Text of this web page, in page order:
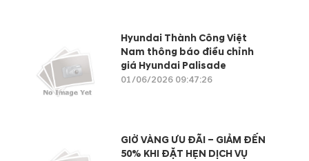
Hyundai Thành Công Việt
Nam thông báo điều chỉnh
giá Hyundai Palisade
01/06/2026 09:47:26
GIỜ VÀNG ƯU ĐÃI – GIẢM ĐẾN
50% KHI ĐẶT HẸN DỊCH VỤ